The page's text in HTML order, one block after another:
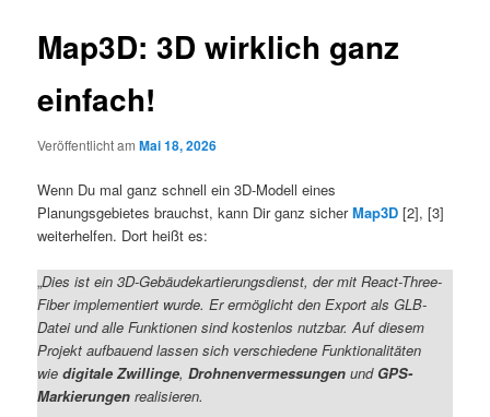
Map3D: 3D wirklich ganz
einfach!
Veröffentlicht amMai 18, 2026
Wenn Du mal ganz schnell ein 3D-Modell eines
Planungsgebietes brauchst, kann Dir ganz sicherMap3D [2], [3]
weiterhelfen. Dort heißt es:
„Dies ist ein 3D-Gebäudekartierungsdienst, der mit React-Three-
Fiber implementiert wurde. Er ermöglicht den Export als GLB-
Datei und alle Funktionen sind kostenlos nutzbar. Auf diesem
Projekt aufbauend lassen sich verschiedene Funktionalitäten
wiedigitale Zwillinge,Drohnenvermessungen und GPS-
Markierungen realisieren.